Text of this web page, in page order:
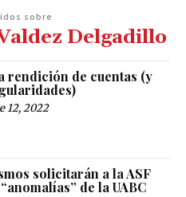
sobre
Delgadillo
rendición de cuentas (y
12, 2022
solicitarán a la ASF
de la UABC